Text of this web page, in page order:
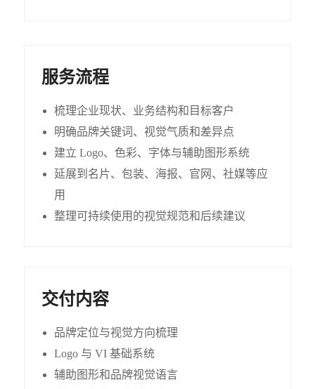
服务流程
梳理企业现状、业务结构和目标客户
明确品牌关键词、视觉气质和差异点
建立 Logo、色彩、字体与辅助图形系统
延展到名片、包装、海报、官网、社媒等应
用
整理可持续使用的视觉规范和后续建议
交付内容
品牌定位与视觉方向梳理
Logo 与 VI 基础系统
辅助图形和品牌视觉语言